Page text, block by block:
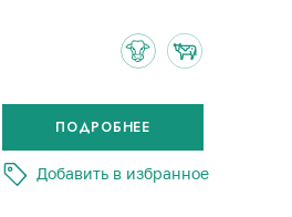
Добавить в избранное